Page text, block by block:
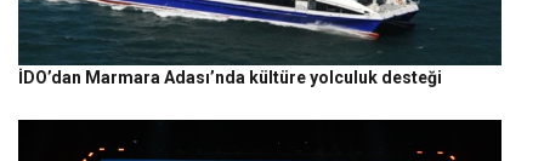
İDO’dan Marmara Adası’nda kültüre yolculuk desteği